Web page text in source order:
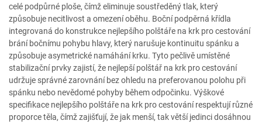
celé podpůrné ploše, čímž eliminuje soustředěný tlak, který
způsobuje necitlivost a omezení oběhu. Boční podpěrná křídla
integrovaná do konstrukce nejlepšího polštáře na krk pro cestování
brání bočnímu pohybu hlavy, který narušuje kontinuitu spánku a
způsobuje asymetrické namáhání krku. Tyto pečlivě umístěné
stabilizační prvky zajistí, že nejlepší polštář na krk pro cestování
udržuje správné zarovnání bez ohledu na preferovanou polohu při
spánku nebo nevědomé pohyby během odpočinku. Výškové
specifikace nejlepšího polštáře na krk pro cestování respektují různé
proporce těla, čímž zajišťují, že jak menší, tak větší jedinci dosáhnou